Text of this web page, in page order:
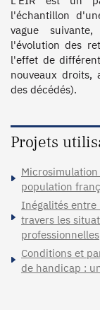
l'échantillon
vague
l'évolution des
l'effet de
nouveaux droits,
des décédés).
Projets
population
Inégalités entre
travers les
professionnelles
Conditions et
de handicap :